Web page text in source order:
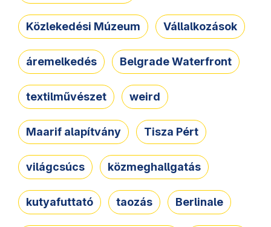
Közlekedési Múzeum Vállalkozások
áremelkedés Belgrade Waterfront
textilművészet weird
Maarif alapítvány Tisza Pért
világcsúcs közmeghallgatás
kutyafuttató taozás Berlinale